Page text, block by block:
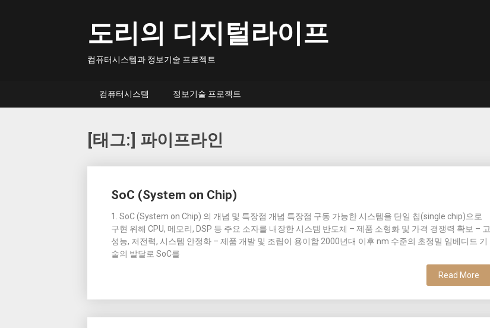
도리의 디지털라이프
컴퓨터시스템과 정보기술 프로젝트
컴퓨터시스템 정보기술 프로젝트
[태그:] 파이프라인
SoC (System on Chip)
1. SoC (System on Chip) 의 개념 및 특장점 개념 특장점 구동 가능한 시스템을 단일 칩(single chip)으로
구현 위해 CPU, 메모리, DSP 등 주요 소자를 내장한 시스템 반도체 – 제품 소형화 및 가격 경쟁력 확보 – 고
성능, 저전력, 시스템 안정화 – 제품 개발 및 조립이 용이함 2000년대 이후 nm 수준의 초정밀 임베디드 기
술의 발달로 SoC를
Read More
navigation